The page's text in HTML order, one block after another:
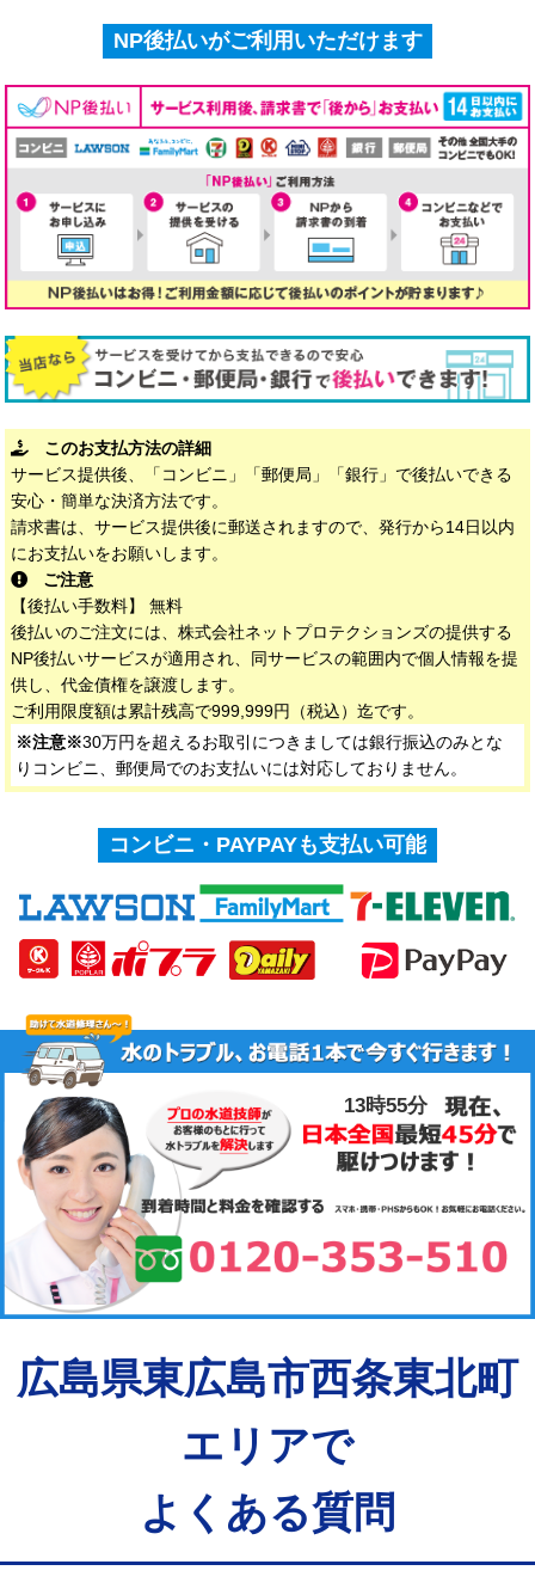
NP後払いがご利用いただけます
このお支払方法の詳細
サービス提供後、「コンビニ」「郵便局」「銀行」で後払いできる
安心・簡単な決済方法です。
請求書は、サービス提供後に郵送されますので、発行から14日以内
にお支払いをお願いします。
ご注意
【後払い手数料】 無料
後払いのご注文には、株式会社ネットプロテクションズの提供する
NP後払いサービスが適用され、同サービスの範囲内で個人情報を提
供し、代金債権を譲渡します。
ご利用限度額は累計残高で999,999円（税込）迄です。
※注意※30万円を超えるお取引につきましては銀行振込のみとな
りコンビニ、郵便局でのお支払いには対応しておりません。
コンビニ・PAYPAYも支払い可能
13時55分
広島県東広島市西条東北町
エリアで
よくある質問